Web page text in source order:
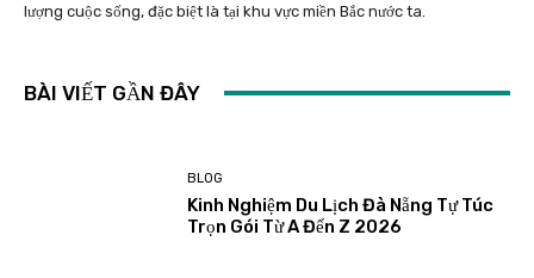
lượng cuộc sống, đặc biệt là tại khu vực miền Bắc nước ta.
BÀI VIẾT GẦN ĐÂY
BLOG
Kinh Nghiệm Du Lịch Đà Nẵng Tự Túc
Trọn Gói Từ A Đến Z 2026